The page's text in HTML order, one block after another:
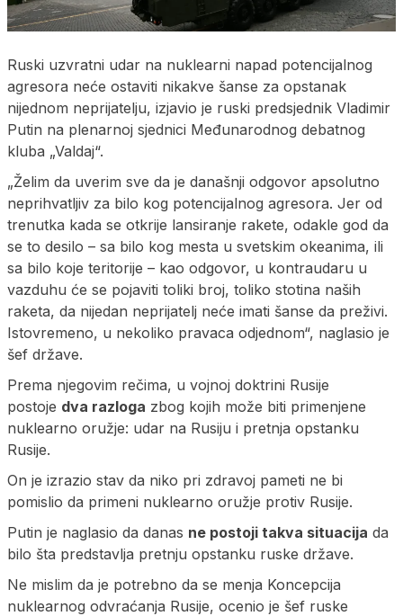
Ruski uzvratni udar na nuklearni napad potencijalnog
agresora neće ostaviti nikakve šanse za opstanak
nijednom neprijatelju, izjavio je ruski predsjednik Vladimir
Putin na plenarnoj sjednici Međunarodnog debatnog
kluba „Valdaj“.
„Želim da uverim sve da je današnji odgovor apsolutno
neprihvatljiv za bilo kog potencijalnog agresora. Jer od
trenutka kada se otkrije lansiranje rakete, odakle god da
se to desilo – sa bilo kog mesta u svetskim okeanima, ili
sa bilo koje teritorije – kao odgovor, u kontraudaru u
vazduhu će se pojaviti toliki broj, toliko stotina naših
raketa, da nijedan neprijatelj neće imati šanse da preživi.
Istovremeno, u nekoliko pravaca odjednom“, naglasio je
šef države.
Prema njegovim rečima, u vojnoj doktrini Rusije
postoje dva razloga zbog kojih može biti primenjene
nuklearno oružje: udar na Rusiju i pretnja opstanku
Rusije.
On je izrazio stav da niko pri zdravoj pameti ne bi
pomislio da primeni nuklearno oružje protiv Rusije.
Putin je naglasio da danas ne postoji takva situacija da
bilo šta predstavlja pretnju opstanku ruske države.
Ne mislim da je potrebno da se menja Koncepcija
nuklearnog odvraćanja Rusije, ocenio je šef ruske